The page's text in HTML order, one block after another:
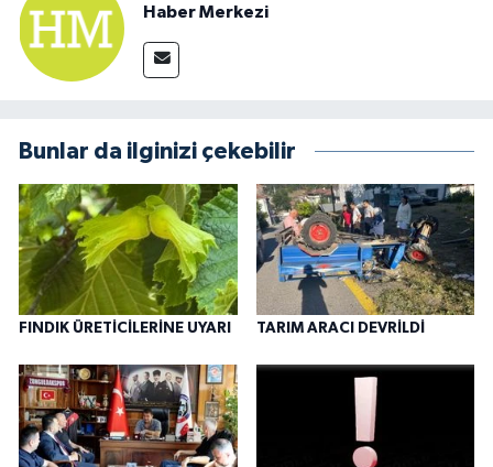
Haber Merkezi
Bunlar da ilginizi çekebilir
FINDIK ÜRETİCİLERİNE UYARI TARIM ARACI DEVRİLDİ